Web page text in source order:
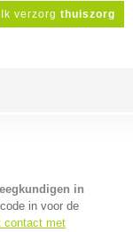
Ik verzorg thuiszorg
in
in voor de
contact met